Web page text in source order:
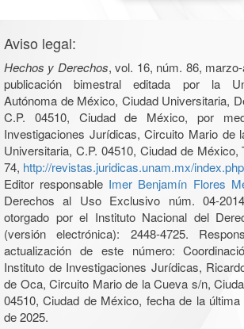
Aviso legal:
Hechos y Derechos, vol. 16, núm. 86,
publicación bimestral editada por la
Autónoma de México, Ciudad Universitaria,
C.P. 04510, Ciudad de México, por
Investigaciones Jurídicas, Circuito Mario de
Universitaria, C.P. 04510, Ciudad de
74, http://revistas.juridicas.unam.mx/
Editor responsable Imer Benjamín Flores
Derechos al Uso Exclusivo núm. 04-2014-
otorgado por el Instituto Nacional del
(versión electrónica): 2448-4725.
actualización de este número:
Instituto de Investigaciones Jurídicas,
de Oca, Circuito Mario de la Cueva s/n,
04510, Ciudad de México, fecha de la
de 2025.